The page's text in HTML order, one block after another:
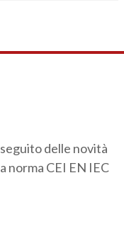
delle novità
norma CEI EN IEC